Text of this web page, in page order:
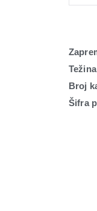
Broj
Šifra